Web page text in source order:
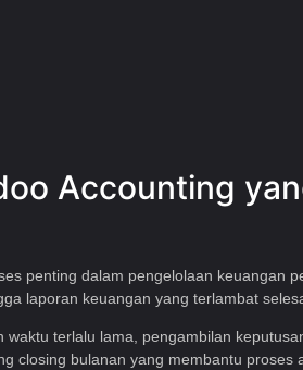
Accounting
penting dalam pengelolaan keuangan
laporan keuangan yang terlambat
waktu terlalu lama, pengambilan
closing bulanan yang membantu